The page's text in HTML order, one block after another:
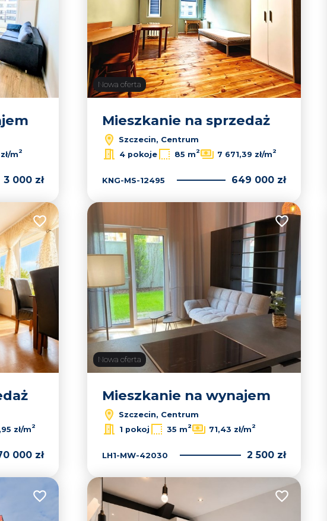
2
m2
3 000 zł
Nowa oferta
Mieszkanie na sprzedaż
Szczecin, Centrum
4 pokoje 85 m2 7 671,39 zł/m2
KNG-MS-12495 649 000 zł
Dodaj do ulubionych
zł/m2
000 zł
Nowa oferta
Dodaj do
Mieszkanie na wynajem
Szczecin, Centrum
1 pokoj 35 m2 71,43 zł/m2
LH1-MW-42030 2 500 zł
Dodaj do ulubionych Dodaj do